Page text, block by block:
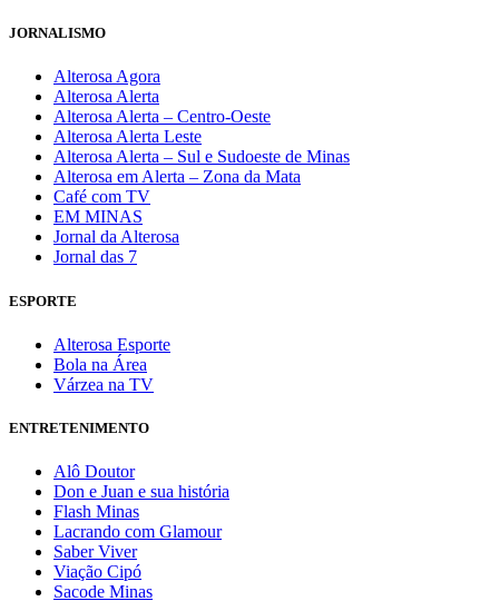
JORNALISMO
Alterosa Agora
Alterosa Alerta
Alterosa Alerta – Centro-Oeste
Alterosa Alerta Leste
Alterosa Alerta – Sul e Sudoeste de Minas
Alterosa em Alerta – Zona da Mata
Café com TV
EM MINAS
Jornal da Alterosa
Jornal das 7
ESPORTE
Alterosa Esporte
Bola na Área
Várzea na TV
ENTRETENIMENTO
Alô Doutor
Don e Juan e sua história
Flash Minas
Lacrando com Glamour
Saber Viver
Viação Cipó
Sacode Minas